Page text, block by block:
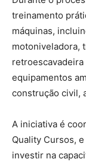
treinamento
máquinas,
motoniveladora,
retroescavadeira
equipamentos
construção civil,
A iniciativa é
Quality Cursos,
investir na